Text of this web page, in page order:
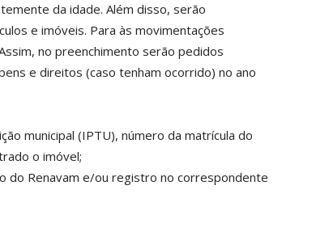
da idade. Além disso, serão
e imóveis. Para às movimentações
no preenchimento serão pedidos
e direitos (caso tenham ocorrido) no ano
municipal (IPTU), número da matrícula do
o imóvel;
do Renavam e/ou registro no correspondente